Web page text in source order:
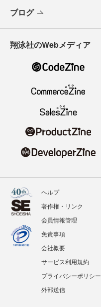
ブログ
翔泳社のWebメディア
ヘルプ
著作権・リンク
会員情報管理
免責事項
会社概要
サービス利用規約
プライバシーポリシー
外部送信